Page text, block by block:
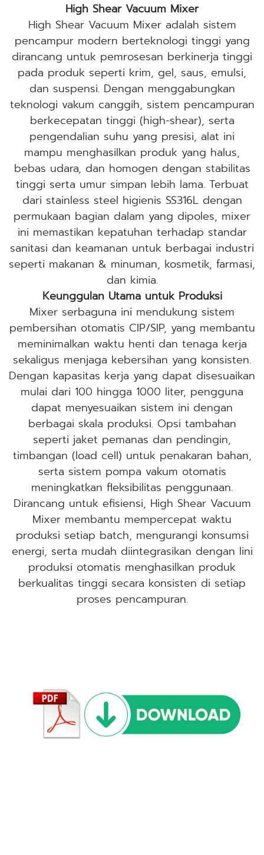
High Shear Vacuum Mixer
High Shear Vacuum Mixer adalah sistem
pencampur modern berteknologi tinggi yang
dirancang untuk pemrosesan berkinerja tinggi
pada produk seperti krim, gel, saus, emulsi,
dan suspensi. Dengan menggabungkan
teknologi vakum canggih, sistem pencampuran
berkecepatan tinggi (high-shear), serta
pengendalian suhu yang presisi, alat ini
mampu menghasilkan produk yang halus,
bebas udara, dan homogen dengan stabilitas
tinggi serta umur simpan lebih lama. Terbuat
dari stainless steel higienis SS316L dengan
permukaan bagian dalam yang dipoles, mixer
ini memastikan kepatuhan terhadap standar
sanitasi dan keamanan untuk berbagai industri
seperti makanan & minuman, kosmetik, farmasi,
dan kimia.
Keunggulan Utama untuk Produksi
Mixer serbaguna ini mendukung sistem
pembersihan otomatis CIP/SIP, yang membantu
meminimalkan waktu henti dan tenaga kerja
sekaligus menjaga kebersihan yang konsisten.
Dengan kapasitas kerja yang dapat disesuaikan
mulai dari 100 hingga 1000 liter, pengguna
dapat menyesuaikan sistem ini dengan
berbagai skala produksi. Opsi tambahan
seperti jaket pemanas dan pendingin,
timbangan (load cell) untuk penakaran bahan,
serta sistem pompa vakum otomatis
meningkatkan fleksibilitas penggunaan.
Dirancang untuk efisiensi, High Shear Vacuum
Mixer membantu mempercepat waktu
produksi setiap batch, mengurangi konsumsi
energi, serta mudah diintegrasikan dengan lini
produksi otomatis menghasilkan produk
berkualitas tinggi secara konsisten di setiap
proses pencampuran.